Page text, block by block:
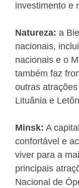
investimento e
Natureza: a
nacionais,
nacionais e o
também faz
outras
Lituânia e
Minsk: A
confortável e
viver para a
principais
Nacional de